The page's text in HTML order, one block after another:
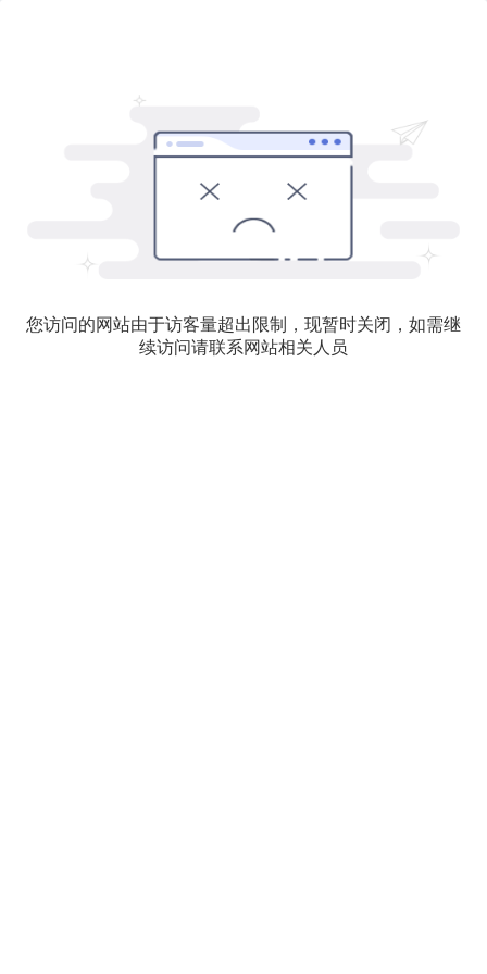
您访问的网站由于访客量超出限制，现暂时关闭，如需继
续访问请联系网站相关人员